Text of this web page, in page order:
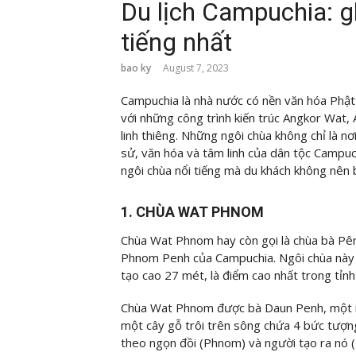
Du lịch Campuchia:
tiếng nhất
bao ky August 7, 2023
Campuchia là nhà nước có nền văn hóa
với những công trình kiến trúc Angkor Wat,
linh thiêng. Những ngôi chùa không chỉ là
sử, văn hóa và tâm linh của dân tộc
ngôi chùa nổi tiếng mà du khách không nên
1. CHÙA WAT PHNOM
Chùa Wat Phnom hay còn gọi là chùa bà
Phnom Penh của Campuchia. Ngôi chùa
tạo cao 27 mét, là điểm cao nhất trong
Chùa Wat Phnom được bà Daun Penh,
một cây gỗ trôi trên sông chứa 4 bức
theo ngọn đồi (Phnom) và người tạo ra nó